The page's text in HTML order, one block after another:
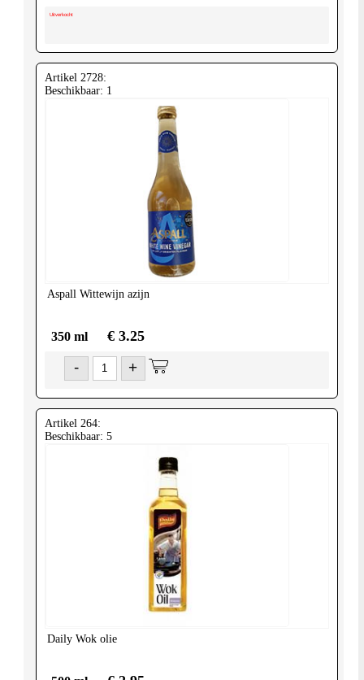
Uitverkocht
Artikel 2728:
Beschikbaar: 1
Aspall Wittewijn azijn
350 ml € 3.25
- +
Artikel 264:
Beschikbaar: 5
Daily Wok olie